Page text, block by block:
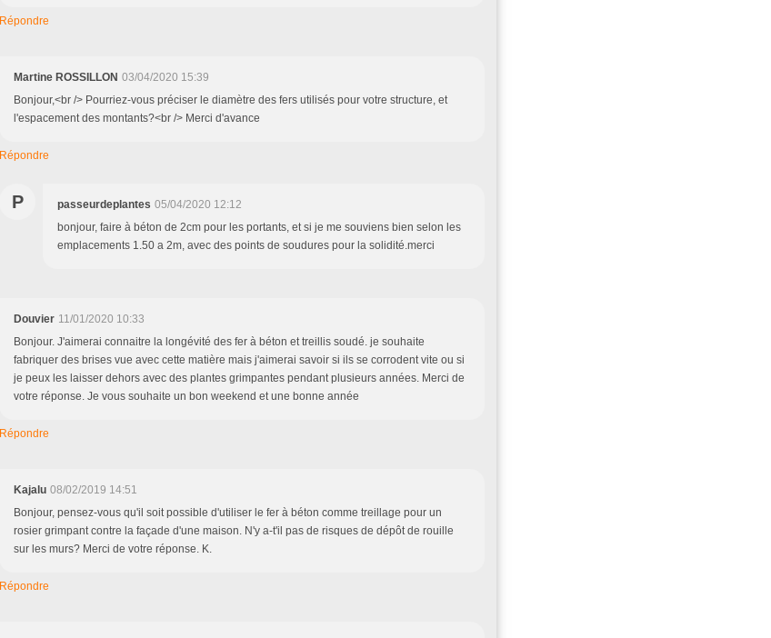
Répondre
Martine ROSSILLON 03/04/2020 15:39
Bonjour,<br /> Pourriez-vous préciser le diamètre des fers utilisés pour votre structure, et
l'espacement des montants?<br /> Merci d'avance
Répondre
P passeurdeplantes 05/04/2020 12:12
bonjour, faire à béton de 2cm pour les portants, et si je me souviens bien selon les
emplacements 1.50 a 2m, avec des points de soudures pour la solidité.merci
Douvier 11/01/2020 10:33
Bonjour. J'aimerai connaitre la longévité des fer à béton et treillis soudé. je souhaite
fabriquer des brises vue avec cette matière mais j'aimerai savoir si ils se corrodent vite ou si
je peux les laisser dehors avec des plantes grimpantes pendant plusieurs années. Merci de
votre réponse. Je vous souhaite un bon weekend et une bonne année
Répondre
Kajalu 08/02/2019 14:51
Bonjour, pensez-vous qu'il soit possible d'utiliser le fer à béton comme treillage pour un
rosier grimpant contre la façade d'une maison. N'y a-t'il pas de risques de dépôt de rouille
sur les murs? Merci de votre réponse. K.
Répondre